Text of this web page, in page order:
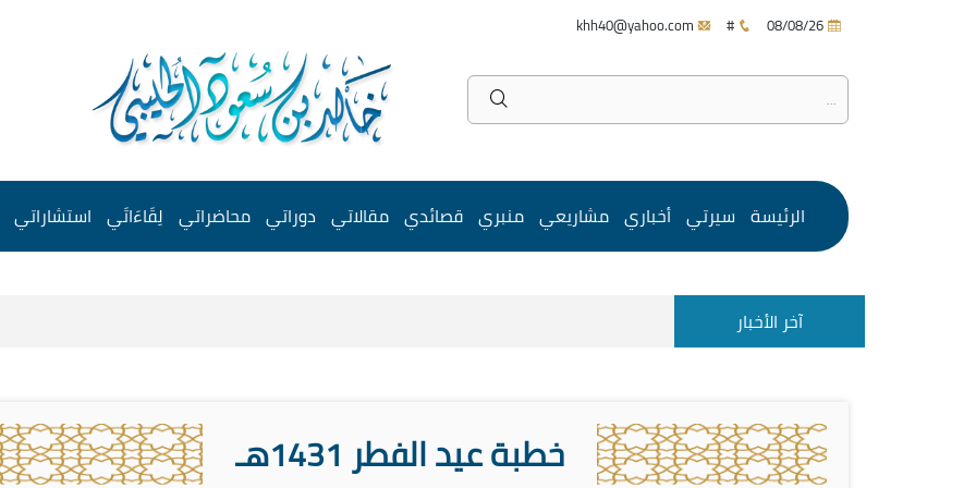
#
الرئيسة سيرتي أخباري مشاريعي منبري قصائدي مقالاتي دوراتي محاضراتي لِقَاءَاتَي استشاراتي
آخر الأخبار
خطبة عيد الفطر 1431هـ